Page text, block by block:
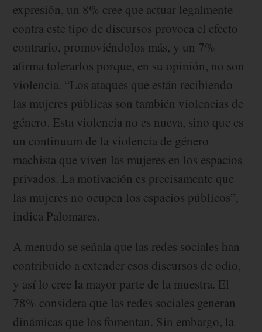
expresión, un 8% cree que actuar legalmente
contra este tipo de discursos provoca el efecto
contrario, promoviéndolos más, y un 7%
afirma tolerarlos porque, en su opinión, no son
violencia. “Los ataques que están recibiendo
las mujeres públicas son también violencias de
género. Esta violencia no es nueva, sino que es
un continuum de la violencia de género
machista que viven las mujeres en los espacios
privados. La motivación es precisamente que
las mujeres no ocupen los espacios públicos”,
indica Palomares.
A menudo se señala que las redes sociales han
contribuido a extender esos discursos de odio,
y así lo cree la mayor parte de la muestra. El
78% considera que las redes sociales generan
dinámicas que los fomentan. Sin embargo, la